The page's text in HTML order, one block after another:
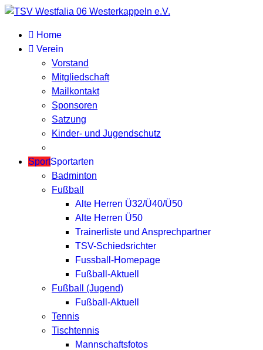
Home
Verein
Vorstand
Mitgliedschaft
Mailkontakt
Sponsoren
Satzung
Kinder- und Jugendschutz
SportSportarten
Badminton
Fußball
Alte Herren Ü32/Ü40/Ü50
Alte Herren Ü50
Trainerliste und Ansprechpartner
TSV-Schiedsrichter
Fussball-Homepage
Fußball-Aktuell
Fußball (Jugend)
Fußball-Aktuell
Tennis
Tischtennis
Mannschaftsfotos